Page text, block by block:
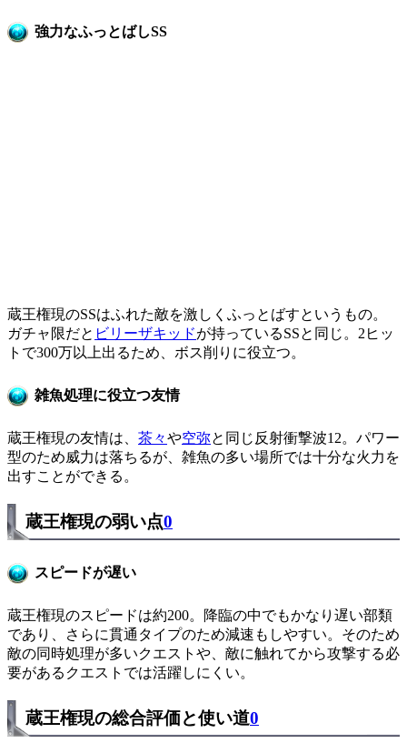
強力なふっとばしSS
蔵王権現のSSはふれた敵を激しくふっとばすというもの。
ガチャ限だと ビリーザキッドが持っているSSと同じ。2ヒッ
トで300万以上出るため、ボス削りに役立つ。
雑魚処理に役立つ友情
蔵王権現の友情は、 茶々や空弥と同じ反射衝撃波12。パワー
型のため威力は落ちるが、雑魚の多い場所では十分な火力を
出すことができる。
蔵王権現の弱い点0
スピードが遅い
蔵王権現のスピードは約200。降臨の中でもかなり遅い部類
であり、さらに貫通タイプのため減速もしやすい。そのため
敵の同時処理が多いクエストや、敵に触れてから攻撃する必
要があるクエストでは活躍しにくい。
蔵王権現の総合評価と使い道0